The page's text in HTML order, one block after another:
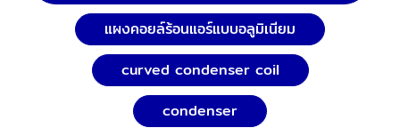
แผงคอยล์ร้อนแอร์แบบอลูมิเนียม
curved condenser coil
condenser